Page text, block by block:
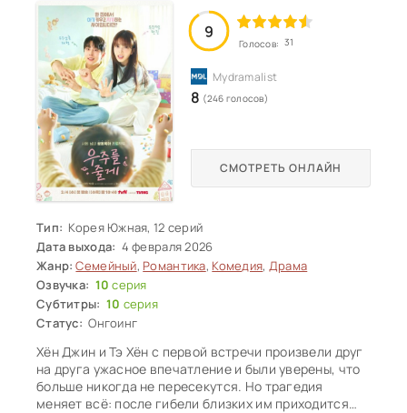
сделать непростой выбор между ожиданиями
родителей и собственным счастьем.
Тип: Корея Южная, 12 серий
Дата выхода: 4 февраля 2026
Жанр: Семейный, Романтика, Комедия, Драма
Озвучка: 10 серия
Субтитры: 10 серия
Статус: Онгоинг
Хён Джин и Тэ Хён с первой встречи произвели друг
на друга ужасное впечатление и были уверены, что
больше никогда не пересекутся. Но трагедия
меняет всё: после гибели близких им приходится
СМОТРЕТЬ ОНЛАЙН
9
Голосов: 31
8 (246 голосов)